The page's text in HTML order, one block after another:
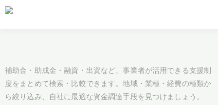
補助金・助成金・融資・出資など、事業者が活用できる支援制
度をまとめて検索・比較できます。地域・業種・経費の種類か
ら絞り込み、自社に最適な資金調達手段を見つけましょう。